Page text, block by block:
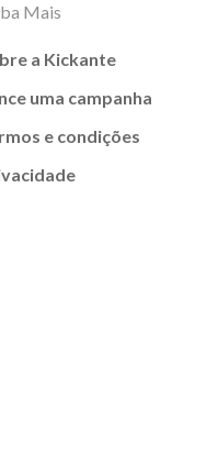
Mais
a Kickante
uma campanha
e condições